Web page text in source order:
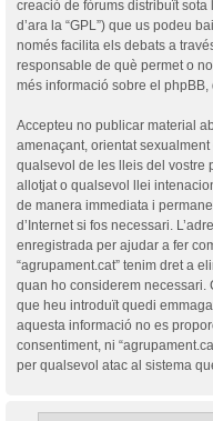
creació de fòrums distribuït sota
d’ara la “GPL”) que us podeu
només facilita els debats a
responsable de què permet o
més informació sobre el phpBB,
Accepteu no publicar material
amenaçant, orientat
qualsevol de les lleis del vostre
allotjat o qualsevol llei
de manera immediata i
d’Internet si fos necessari.
enregistrada per ajudar a fer
“agrupament.cat” tenim dret a
quan ho considerem necessari.
que heu introduït quedi
aquesta informació no es
consentiment, ni
per qualsevol atac al sistema